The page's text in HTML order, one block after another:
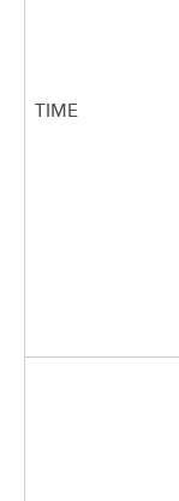
TIME